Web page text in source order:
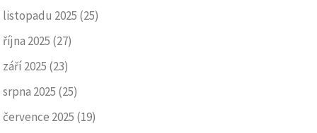
listopadu 2025 (25)
října 2025 (27)
září 2025 (23)
srpna 2025 (25)
července 2025 (19)